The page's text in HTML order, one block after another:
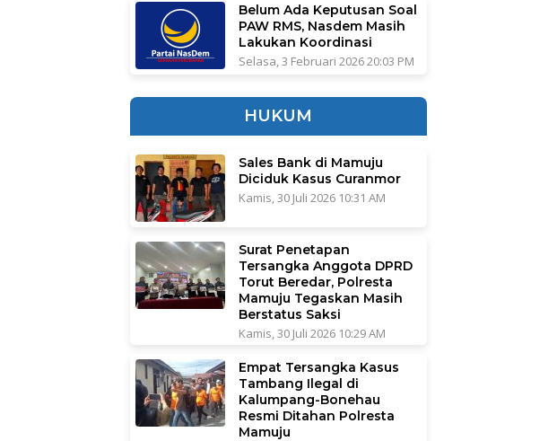
Belum Ada Keputusan Soal
PAW RMS, Nasdem Masih
Lakukan Koordinasi
Selasa, 3 Februari 2026 20:03 PM
HUKUM
Sales Bank di Mamuju
Diciduk Kasus Curanmor
Kamis, 30 Juli 2026 10:31 AM
Surat Penetapan
Tersangka Anggota DPRD
Torut Beredar, Polresta
Mamuju Tegaskan Masih
Berstatus Saksi
Kamis, 30 Juli 2026 10:29 AM
Empat Tersangka Kasus
Tambang Ilegal di
Kalumpang-Bonehau
Resmi Ditahan Polresta
Mamuju